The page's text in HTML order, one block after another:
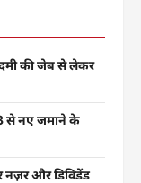
की जेब से लेकर
से नए जमाने के
नज़र और डिविडेंड